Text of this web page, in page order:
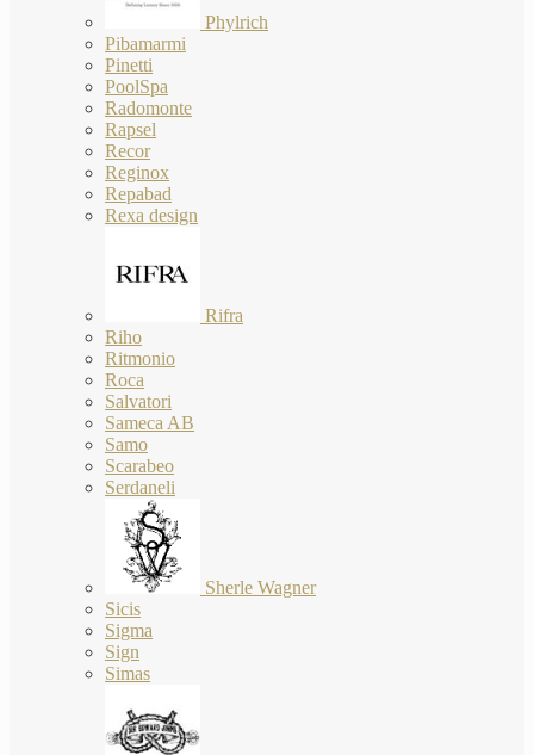
Phylrich
Pibamarmi
Pinetti
PoolSpa
Radomonte
Rapsel
Recor
Reginox
Repabad
Rexa design
Rifra
Riho
Ritmonio
Roca
Salvatori
Sameca AB
Samo
Scarabeo
Serdaneli
Sherle Wagner
Sicis
Sigma
Sign
Simas